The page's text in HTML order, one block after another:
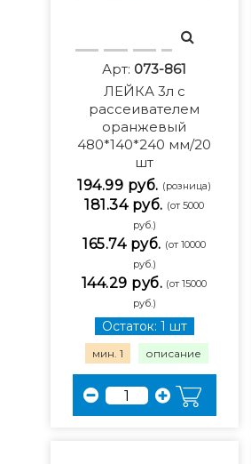
Арт: 073-861
ЛЕЙКА 3л с
рассеивателем
оранжевый
480*140*240 мм/20
шт
194.99 руб. (розница)
181.34 руб. (от 5000
руб.)
165.74 руб. (от 10000
руб.)
144.29 руб. (от 15000
руб.)
Остаток: 1 шт
мин. 1 описание